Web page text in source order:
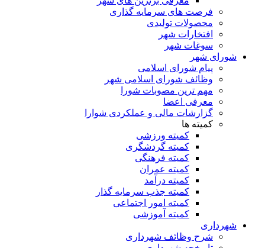
فرصت های سرمایه گذاری
محصولات تولیدی
افتخارات شهر
سوغات شهر
شورای شهر
پیام شورای اسلامی
وظائف شورای اسلامی شهر
مهم ترین مصوبات شورا
معرفی اعضا
گزارشات مالی و عملکردی شوارا
کمیته ها
کمیته ورزشی
کمیته گردشگری
کمیته فرهنگی
کمیته عمران
کمیته درآمد
کمیته جذب سرمایه گذار
کمیته امور اجتماعی
کمیته آموزشی
شهرداری
شرح وظائف شهرداری